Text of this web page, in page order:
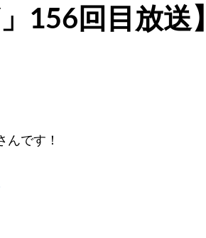
156回目放送】
です！